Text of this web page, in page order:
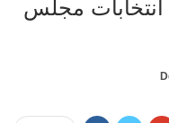
انتخابات مجلس